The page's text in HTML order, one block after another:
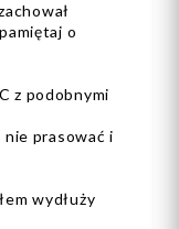
o
z podobnymi
nie prasować i
wydłuży